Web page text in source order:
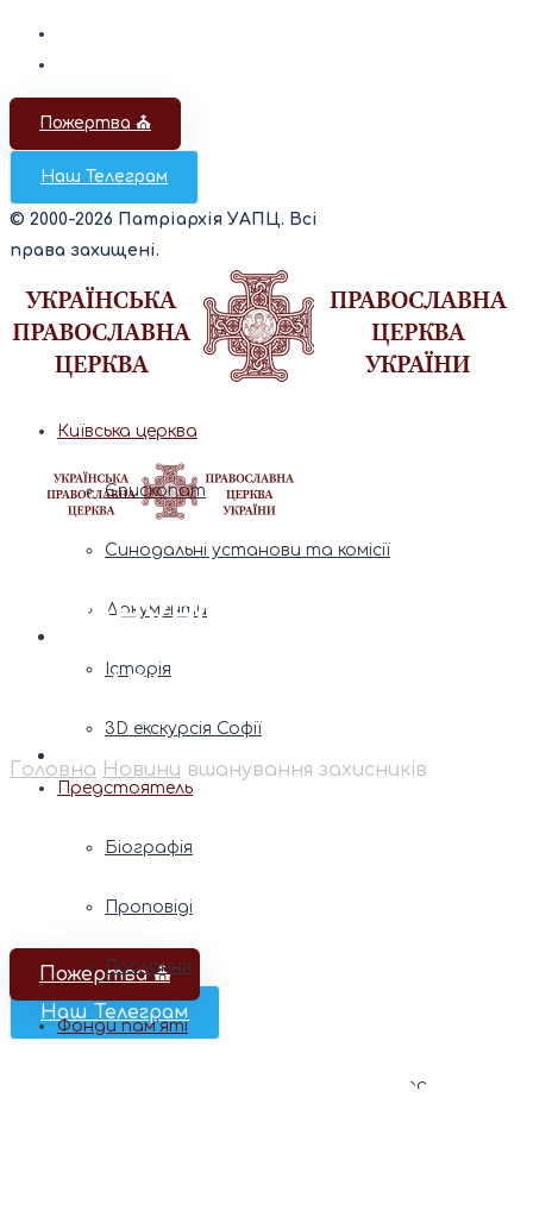
Пожертва ⛪️
Наш Телеграм
© 2000-2026 Патріархія УАПЦ. Всі
права захищені.
Наш Телеграм
Пожертва ⛪️
Київська церква
Єпископат
Синодальні установи та комісії
Документи
Історія
3D екскурсія Софії
Предстоятель
Біографія
Проповіді
Послання
Фонди пам’яті
Митрополита Володимира (Сабодана)
вшанування
захисників
Головна Новини вшанування захисників